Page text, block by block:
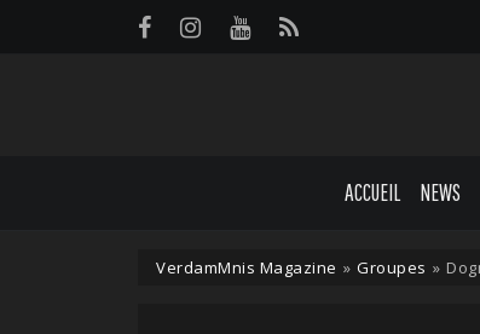
ACCUEIL NEWS
VerdamMnis Magazine » Groupes »
Panneau de gestion des cookies